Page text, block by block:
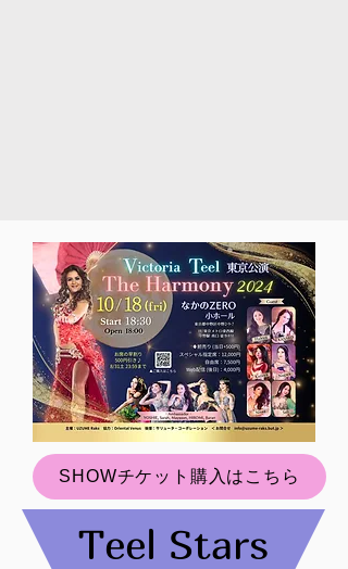
SHOWチケット購入はこちら
Teel Stars